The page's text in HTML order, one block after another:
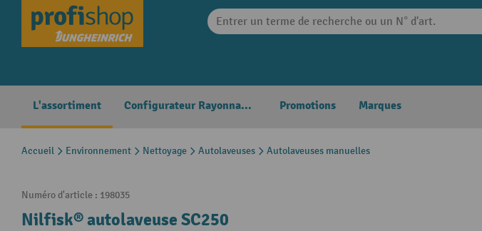
Skip to main navigation
L'assortiment Configurateur Rayonnages Promotions Marques
Accueil Environnement Nettoyage Autolaveuses Autolaveuses manuelles
Numéro d'article : 198035
Nilfisk® autolaveuse SC250